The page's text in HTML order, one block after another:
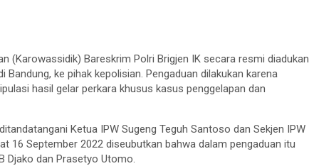
(Karowassidik) Bareskrim Polri Brigjen IK secara resmi diadukan
ke pihak kepolisian. Pengaduan dilakukan karena
hasil gelar perkara khusus kasus penggelapan dan
Ketua IPW Sugeng Teguh Santoso dan Sekjen IPW
16 September 2022 diseubutkan bahwa dalam pengaduan itu
Djako dan Prasetyo Utomo.